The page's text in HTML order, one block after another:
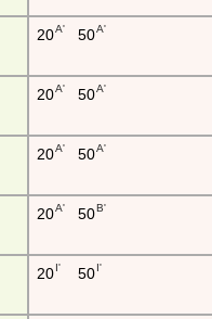
20A' 50A'
20A' 50A'
20A' 50A'
20A' 50B'
20I' 50I'